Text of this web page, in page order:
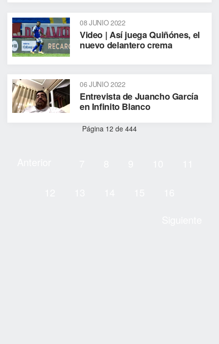
08 JUNIO 2022
Video | Así juega Quiñónes, el
nuevo delantero crema
06 JUNIO 2022
Entrevista de Juancho García
en Infinito Blanco
Página 12 de 444